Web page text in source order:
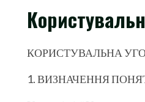
КОРИСТУВАЛЬНА
1. ВИЗНАЧЕННЯ